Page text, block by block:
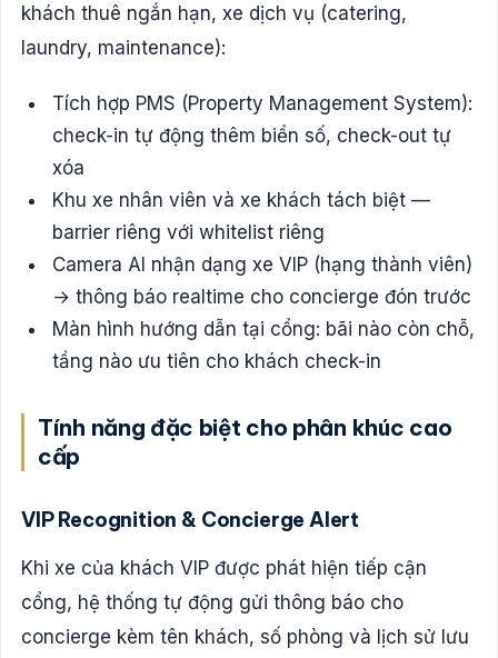
khách thuê ngắn hạn, xe dịch vụ (catering,
laundry, maintenance):
Tích hợp PMS (Property Management System):
check-in tự động thêm biển số, check-out tự
xóa
Khu xe nhân viên và xe khách tách biệt —
barrier riêng với whitelist riêng
Camera AI nhận dạng xe VIP (hạng thành viên)
→ thông báo realtime cho concierge đón trước
Màn hình hướng dẫn tại cổng: bãi nào còn chỗ,
tầng nào ưu tiên cho khách check-in
Tính năng đặc biệt cho phân khúc cao
cấp
VIP Recognition & Concierge Alert
Khi xe của khách VIP được phát hiện tiếp cận
cổng, hệ thống tự động gửi thông báo cho
concierge kèm tên khách, số phòng và lịch sử lưu